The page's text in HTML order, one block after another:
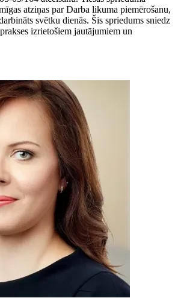
atziņas par Darba likuma piemērošanu,
svētku dienās. Šis spriedums sniedz
izrietošiem jautājumiem un